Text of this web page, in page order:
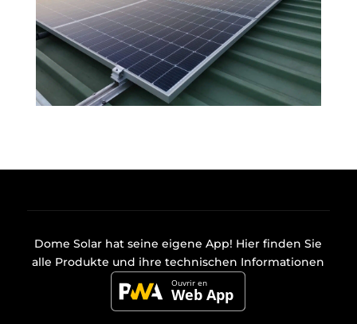
Dome Solar hat seine eigeneApp! Hier finden Sie
alle Produkte und ihre technischen Informationen